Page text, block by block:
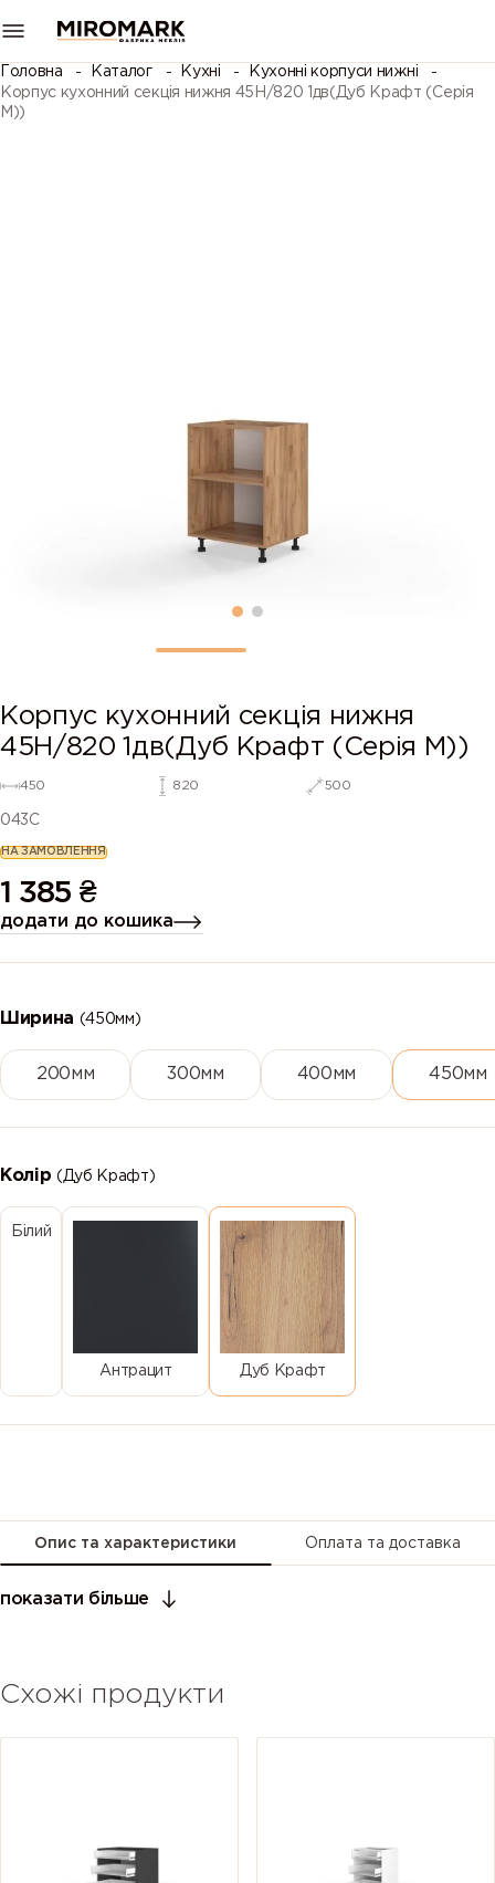
Головна Каталог Кухні
Кухонні корпуси нижні
Корпус кухонний секція нижня 45Н/820 1дв(Дуб Крафт (Серія
М))
Корпус кухонний секція нижня
45Н/820 1дв(Дуб Крафт (Серія М))
450 820 500
043C
НА ЗАМОВЛЕННЯ
1 385 ₴
додати до кошика
Ширина (450мм)
200мм 300мм 400мм 450мм
Колір(Дуб Крафт)
Білий
Антрацит Дуб Крафт
Опис та характеристики Оплата та доставка
показати більше
Схожі продукти